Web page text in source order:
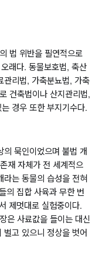
법 위반을 필연적으로
래다. 동물보호법, 축산
관리법, 가축분뇨법, 가축
건축법이나 산지관리법
경우 또한 부지기수다.
의 묵인이었으며 불법 개
재 자체가 전 세계적으
라는 동물의 습성을 전혀
의 집합 사육과 무한 번
제멋대로 실험중이다
은 사료값을 들이는 대신
고 있으니 정상을 벗어